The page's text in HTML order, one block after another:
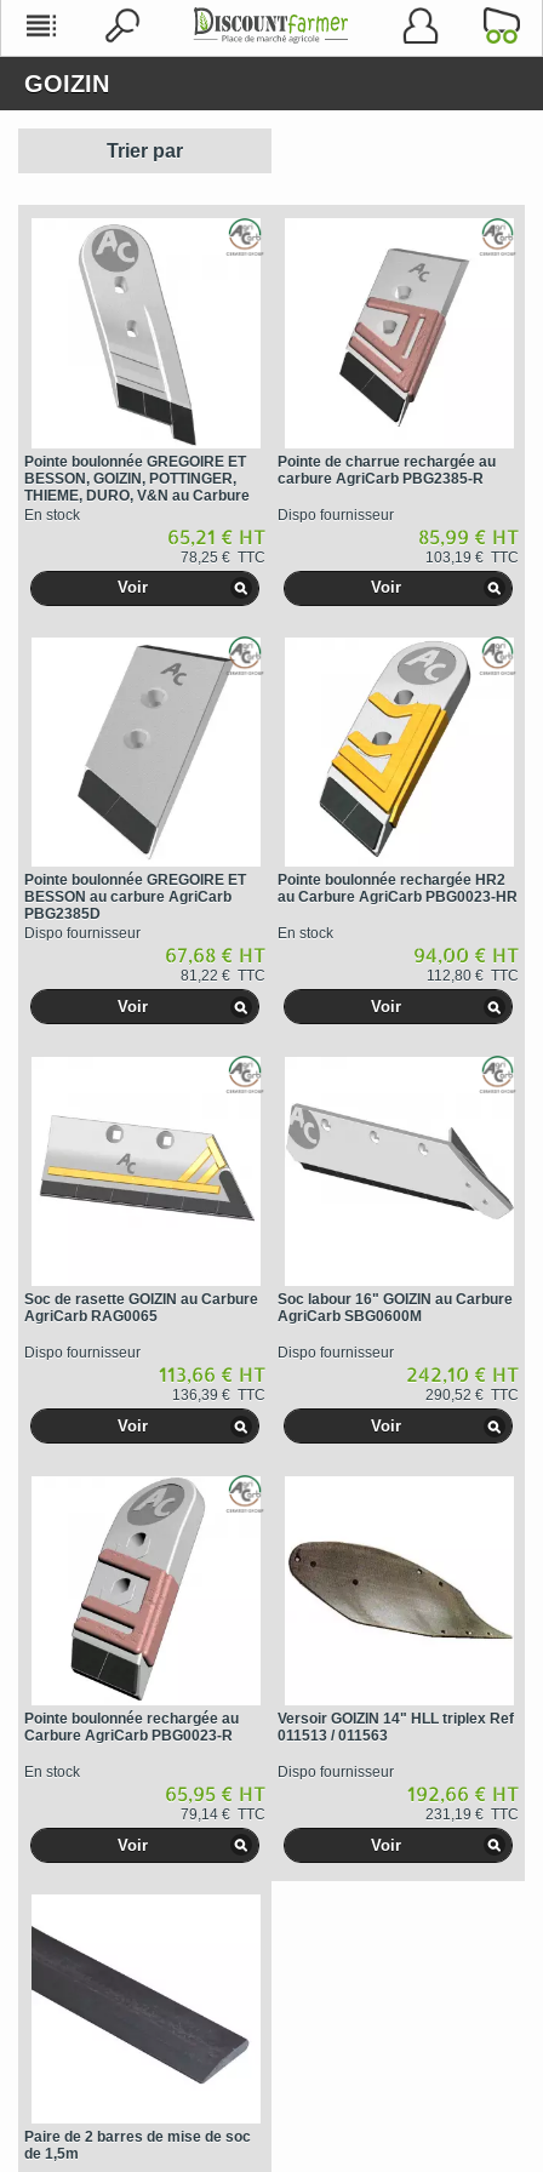
GOIZIN
Trier par
Pointe boulonnée GREGOIRE ET
BESSON, GOIZIN, POTTINGER,
THIEME, DURO, V&N au Carbure
AgriCarb PBG7328
En stock
65,21 € HT
78,25 € TTC
Voir
Pointe de charrue rechargée au
carbure AgriCarb PBG2385-R
Dispo fournisseur
85,99 € HT
103,19 € TTC
Voir
Pointe boulonnée GREGOIRE ET
BESSON au carbure AgriCarb
PBG2385D
Dispo fournisseur
67,68 € HT
81,22 € TTC
Voir
Pointe boulonnée rechargée HR2
au Carbure AgriCarb PBG0023-HR
En stock
94,00 € HT
112,80 € TTC
Voir
Soc de rasette GOIZIN au Carbure
AgriCarb RAG0065
Dispo fournisseur
113,66 € HT
136,39 € TTC
Voir
Soc labour 16" GOIZIN au Carbure
AgriCarb SBG0600M
Dispo fournisseur
242,10 € HT
290,52 € TTC
Voir
Pointe boulonnée rechargée au
Carbure AgriCarb PBG0023-R
En stock
65,95 € HT
79,14 € TTC
Voir
Versoir GOIZIN 14" HLL triplex Ref
011513 / 011563
Dispo fournisseur
192,66 € HT
231,19 € TTC
Voir
Paire de 2 barres de mise de soc
de 1,5m